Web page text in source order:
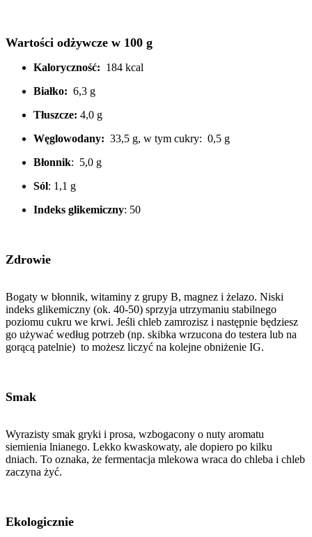
Wartości odżywcze w 100 g
Kaloryczność: 184 kcal
Białko: 6,3 g
Tłuszcze: 4,0 g
Węglowodany: 33,5 g, w tym cukry: 0,5 g
Błonnik: 5,0 g
Sól: 1,1 g
Indeks glikemiczny: 50
Zdrowie
Bogaty w błonnik, witaminy z grupy B, magnez i żelazo. Niski
indeks glikemiczny (ok. 40-50) sprzyja utrzymaniu stabilnego
poziomu cukru we krwi. Jeśli chleb zamrozisz i następnie będziesz
go używać według potrzeb (np. skibka wrzucona do testera lub na
gorącą patelnie) to możesz liczyć na kolejne obniżenie IG.
Smak
Wyrazisty smak gryki i prosa, wzbogacony o nuty aromatu
siemienia lnianego. Lekko kwaskowaty, ale dopiero po kilku
dniach. To oznaka, że fermentacja mlekowa wraca do chleba i chleb
zaczyna żyć.
Ekologicznie